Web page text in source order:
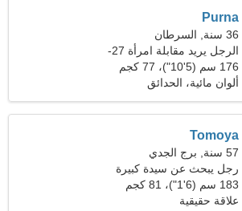
Purna
36 سنة, السرطان
الرجل يريد مقابلة امرأة 27-
34
176 سم (5'10")، 77 كجم
(169 رطلا)
ألوان مائية، الحدائق
Tomoya
57 سنة, برج الجدي
رجل يبحث عن سيدة كبيرة
183 سم (6'1")، 81 كجم
(178 رطلا)
علاقة حقيقية